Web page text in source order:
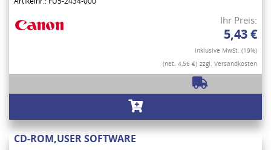
Ihr Preis:
5,43 €
Inklusive MwSt. (19%)
(net. 4,56 €) zzgl. Versandkosten
CD-ROM,USER SOFTWARE